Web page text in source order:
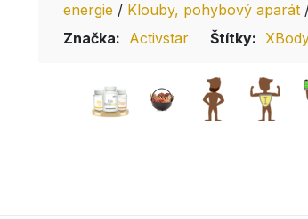
energie / Klouby, pohybový aparát
Značka: Activstar Štítky: